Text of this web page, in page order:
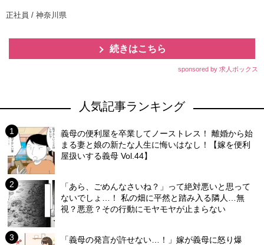
正社員 / 神奈川県
続きはこちら
sponsored by 求人ボックス
人気記事ランキング
義母の便利屋を卒業してノーストレス！ 離婚から始
まる妻と娘の新たな人生に悔いはなし！【嫁を便利
屋扱いする義母 Vol.44】
「あら、ごめんなさいね？」って絶対悪いと思って
ないでしょ…！ 私の畑に平然と踏み入る隣人…無
視？悪意？その行動にモヤモヤが止まらない
「義母の発言が許せない…！」嫁が義母に怒り爆